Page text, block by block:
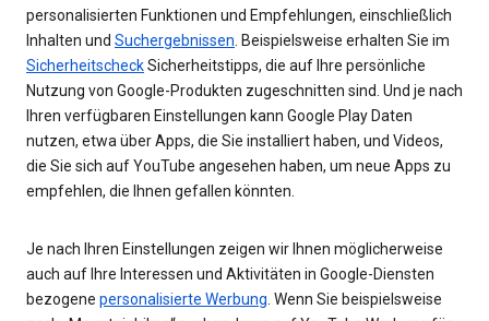
personalisierten Funktionen und Empfehlungen, einschließlich
Inhalten und Suchergebnissen . Beispielsweise erhalten Sie im
SicherheitscheckSicherheitstipps, die auf Ihre persönliche
Nutzung von Google-Produkten zugeschnitten sind. Und je nach
Ihren verfügbaren Einstellungen kann Google Play Daten
nutzen, etwa über Apps, die Sie installiert haben, und Videos,
die Sie sich auf YouTube angesehen haben, um neue Apps zu
empfehlen, die Ihnen gefallen könnten.
Je nach Ihren Einstellungen zeigen wir Ihnen möglicherweise
auch auf Ihre Interessen und Aktivitäten in Google-Diensten
bezogene personalisierte Werbung . Wenn Sie beispielsweise